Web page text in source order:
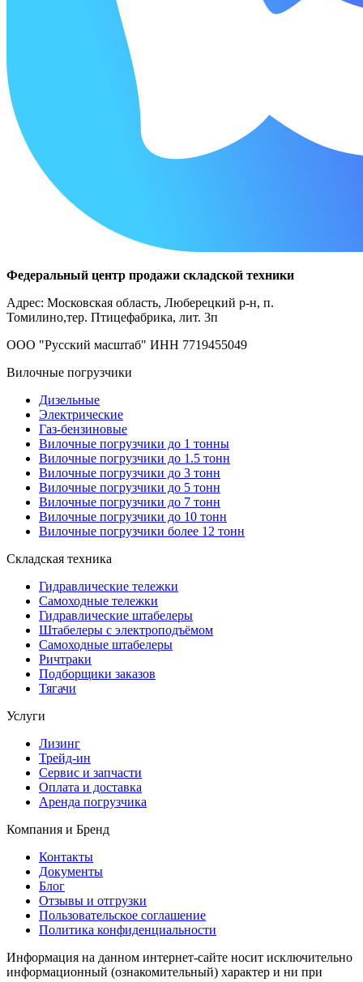
Федеральный центр продажи складской техники
Адрес: Московская область, Люберецкий р-н, п.
Томилино,тер. Птицефабрика, лит. 3п
ООО "Русский масштаб" ИНН 7719455049
Вилочные погрузчики
Дизельные
Электрические
Газ-бензиновые
Вилочные погрузчики до 1 тонны
Вилочные погрузчики до 1.5 тонн
Вилочные погрузчики до 3 тонн
Вилочные погрузчики до 5 тонн
Вилочные погрузчики до 7 тонн
Вилочные погрузчики до 10 тонн
Вилочные погрузчики более 12 тонн
Складская техника
Гидравлические тележки
Самоходные тележки
Гидравлические штабелеры
Штабелеры с электроподъёмом
Самоходные штабелеры
Ричтраки
Подборщики заказов
Тягачи
Услуги
Лизинг
Трейд-ин
Сервис и запчасти
Оплата и доставка
Аренда погрузчика
Компания и Бренд
Контакты
Документы
Блог
Отзывы и отгрузки
Пользовательское соглашение
Политика конфиденциальности
Информация на данном интернет-сайте носит исключительно
информационный (ознакомительный) характер и ни при